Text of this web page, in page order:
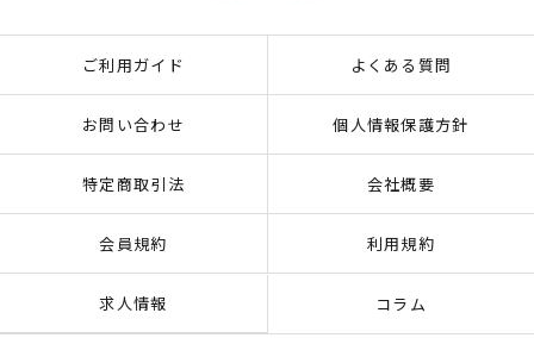
ご利用ガイド よくある質問
お問い合わせ 個人情報保護方針
特定商取引法 会社概要
会員規約 利用規約
求人情報 コラム